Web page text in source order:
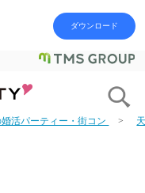
ダウンロード
活パーティー・街コン